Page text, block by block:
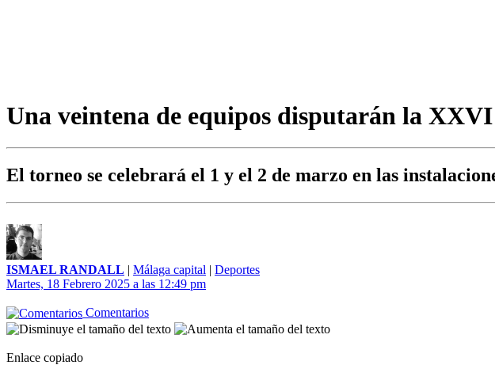
Una veintena de equipos disputarán la
El torneo se celebrará el 1 y el 2 de marzo en las
ISMAEL RANDALL | Málaga capital | Deportes
Martes, 18 Febrero 2025 a las 12:49 pm
Comentarios
Enlace copiado